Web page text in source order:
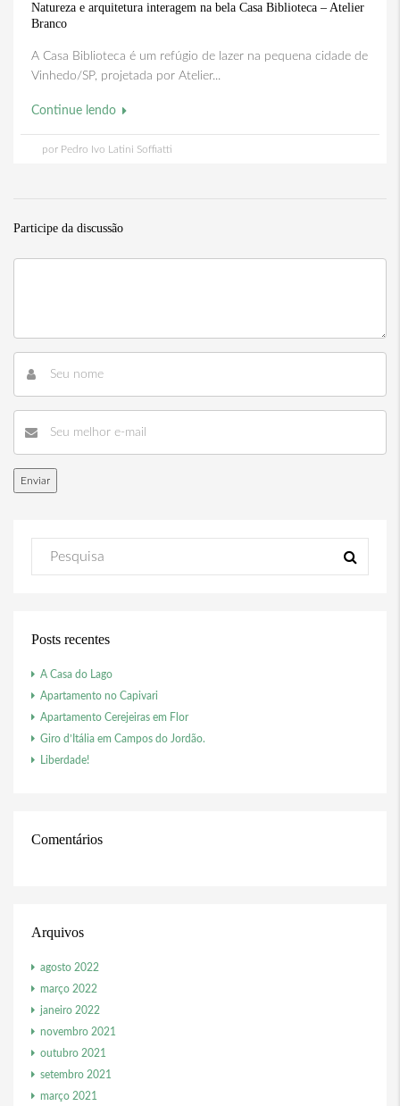
Natureza e arquitetura interagem na bela Casa Biblioteca – Atelier
Branco
A Casa Biblioteca é um refúgio de lazer na pequena cidade de
Vinhedo/SP, projetada por Atelier...
Continue lendo
por Pedro Ivo Latini Soffiatti
Participe da discussão
Posts recentes
A Casa do Lago
Apartamento no Capivari
Apartamento Cerejeiras em Flor
Giro d’Itália em Campos do Jordão.
Liberdade!
Comentários
Arquivos
agosto 2022
março 2022
janeiro 2022
novembro 2021
outubro 2021
setembro 2021
março 2021